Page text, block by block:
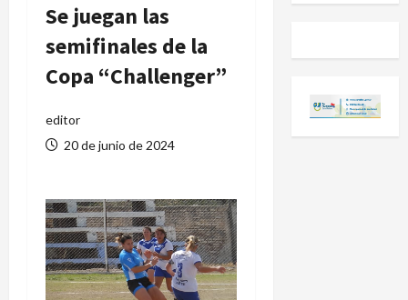
Se juegan las
semifinales de la
Copa “Challenger”
editor
20 de junio de 2024